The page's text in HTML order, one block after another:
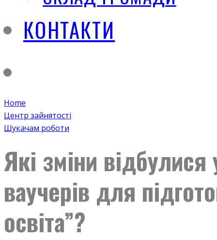
КОНТАКТИ
Home
Центр зайнятості
Шукачам роботи
Які зміни
ваучерів для
освіта”?